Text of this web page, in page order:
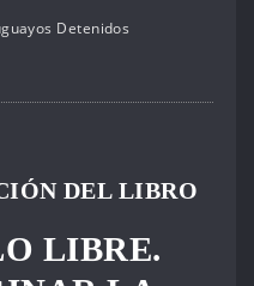
Detenidos
DEL LIBRO
LIBRE.